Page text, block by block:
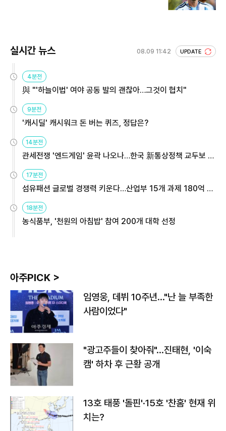
실시간 뉴스 08.09 11:42 UPDATE
4분전
與 "'하늘이법' 여야 공동 발의 괜찮아…그것이 협치"
9분전
'캐시딜' 캐시워크 돈 버는 퀴즈, 정답은?
14분전
관세전쟁 '엔드게임' 윤곽 나오나…한국 新통상정책 교두보 활
17분전
섬유패션 글로벌 경쟁력 키운다…산업부 15개 과제 180억 지
18분전
농식품부, '천원의 아침밥' 참여 200개 대학 선정
아주PICK >
임영웅, 데뷔 10주년…"난 늘 부족한
사람이었다"
"광고주들이 찾아줘"…진태현, '이숙
캠' 하차 후 근황 공개
13호 태풍 '돌핀'·15호 '찬홈' 현재 위
치는?